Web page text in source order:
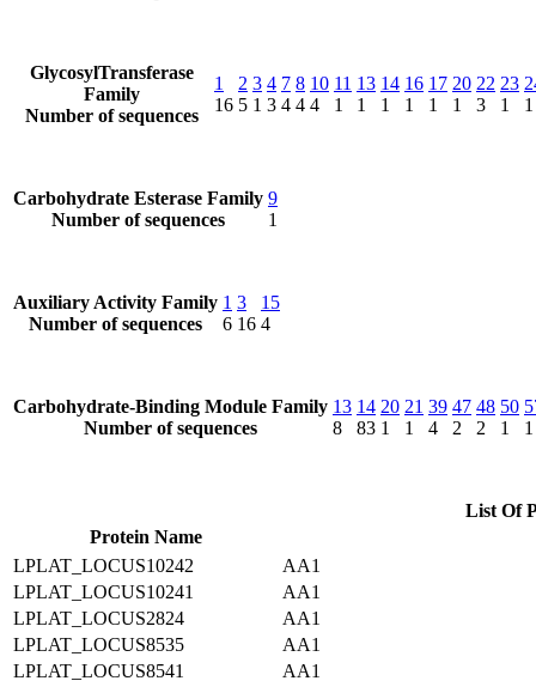
GlycosylTransferase
Family
Number of sequences
1
16
2
5
3
1
4
3
7
4
8
4
10
4
11
1
13
1
14
1
16
1
17
1
20
1
22
3
23
1
1
Carbohydrate Esterase Family
Number of sequences
9
1
Auxiliary Activity Family
Number of sequences
1
6
3
16
15
4
Carbohydrate-Binding Module Family
Number of sequences
13
8
14
83
20
1
21
1
39
4
47
2
48
2
50
1
1
List Of
Protein Name
LPLAT_LOCUS10242
AA1
LPLAT_LOCUS10241
AA1
LPLAT_LOCUS2824
AA1
LPLAT_LOCUS8535
AA1
LPLAT_LOCUS8541
AA1